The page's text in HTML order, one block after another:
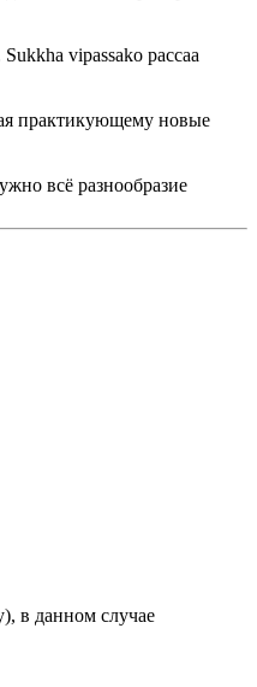
vipassako paссaa
практикующему новые
всё разнообразие
в данном случае